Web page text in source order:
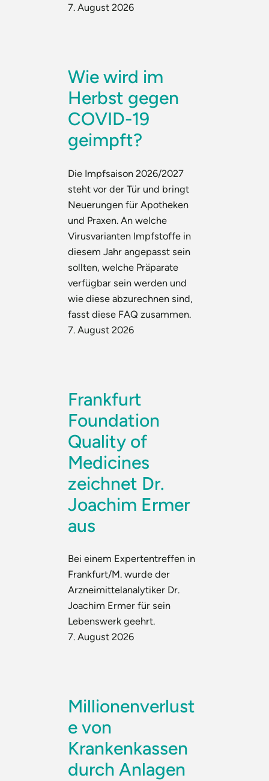
7. August 2026
Wie wird im
Herbst gegen
COVID-19
geimpft?
Die Impfsaison 2026/2027
steht vor der Tür und bringt
Neuerungen für Apotheken
und Praxen. An welche
Virusvarianten Impfstoffe in
diesem Jahr angepasst sein
sollten, welche Präparate
verfügbar sein werden und
wie diese abzurechnen sind,
fasst diese FAQ zusammen.
7. August 2026
Frankfurt
Foundation
Quality of
Medicines
zeichnet Dr.
Joachim Ermer
aus
Bei einem Expertentreffen in
Frankfurt/M. wurde der
Arzneimittelanalytiker Dr.
Joachim Ermer für sein
Lebenswerk geehrt.
7. August 2026
Millionenverlust
e von
Krankenkassen
durch Anlagen